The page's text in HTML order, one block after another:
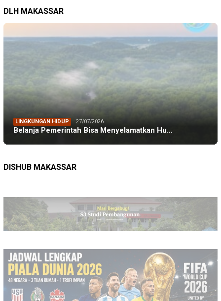
DLH MAKASSAR
LINGKUNGAN HIDUP 27/07/2026
Belanja Pemerintah Bisa Menyelamatkan Hu…
DISHUB MAKASSAR
Pete-pete Laut Makassar Siap Beroperasi …